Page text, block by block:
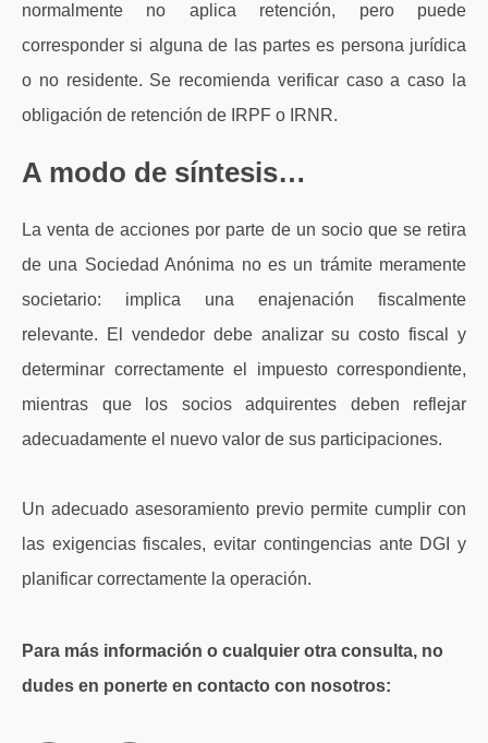
normalmente no aplica retención, pero puede
corresponder si alguna de las partes es persona jurídica
o no residente. Se recomienda verificar caso a caso la
obligación de retención de IRPF o IRNR.
A modo de síntesis…
La venta de acciones por parte de un socio que se retira
de una Sociedad Anónima no es un trámite meramente
societario: implica una enajenación fiscalmente
relevante. El vendedor debe analizar su costo fiscal y
determinar correctamente el impuesto correspondiente,
mientras que los socios adquirentes deben reflejar
adecuadamente el nuevo valor de sus participaciones.
Un adecuado asesoramiento previo permite cumplir con
las exigencias fiscales, evitar contingencias ante DGI y
planificar correctamente la operación.
Para más información o cualquier otra consulta, no
dudes en ponerte en contacto con nosotros: